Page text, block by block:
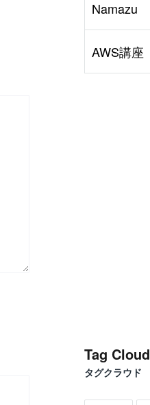
Namazu
AWS講座
Tag Cloud
タグクラウド